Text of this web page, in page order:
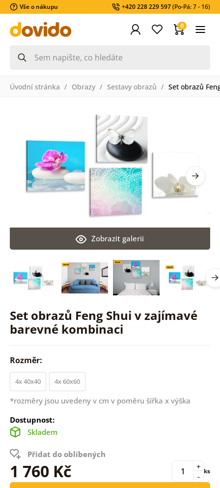
Vše o nákupu +420 228 229 597(Po-Pá: 7 - 16)
0
Úvodní stránka Obrazy Sestavy obrazů Set obrazů
Set obrazů Feng Shui v zajímavé
barevné kombinaci
Zobrazit galerii
Rozměr:
4x 40x40 4x 60x60
*rozměry jsou uvedeny v cm v poměru šířka x výška
Dostupnost:
Skladem
Přidat do oblíbených
1 760 Kč -
+ ks